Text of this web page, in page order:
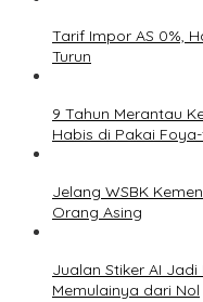
Tarif Impor AS 0%,
Turun
9 Tahun Merantau
Habis di Pakai
Jelang WSBK
Orang Asing
Jualan Stiker AI
Memulainya dari Nol